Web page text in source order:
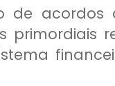
acordos